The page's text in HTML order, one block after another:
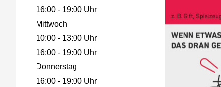
16:00 - 19:00 Uhr
Mittwoch
10:00 - 13:00 Uhr
16:00 - 19:00 Uhr
Donnerstag
16:00 - 19:00 Uhr